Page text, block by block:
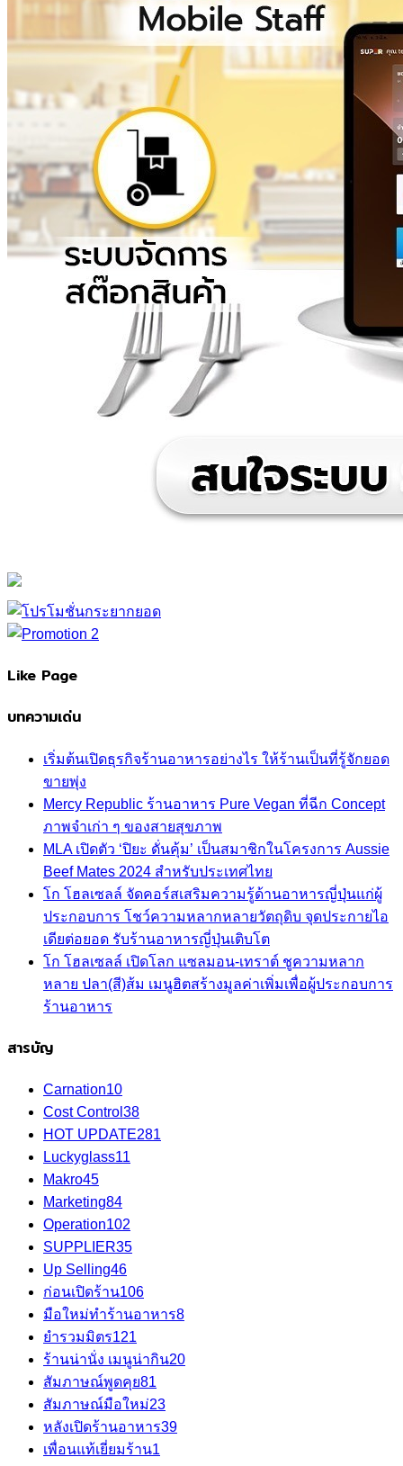
Like Page
บทความเด่น
เริ่มต้นเปิดธุรกิจร้านอาหารอย่างไร ให้ร้านเป็นที่รู้จักยอด
ขายพุ่ง
Mercy Republic ร้านอาหาร Pure Vegan ที่ฉีก Concept
ภาพจำเก่า ๆ ของสายสุขภาพ
MLA เปิดตัว ‘ปิยะ ดั่นคุ้ม’ เป็นสมาชิกในโครงการ Aussie
Beef Mates 2024 สำหรับประเทศไทย
โก โฮลเซลล์ จัดคอร์สเสริมความรู้ด้านอาหารญี่ปุ่นแก่ผู้
ประกอบการ โชว์ความหลากหลายวัตถุดิบ จุดประกายไอ
เดียต่อยอด รับร้านอาหารญี่ปุ่นเติบโต
โก โฮลเซลล์ เปิดโลก แซลมอน-เทราต์ ชูความหลาก
หลาย ปลา(สี)ส้ม เมนูฮิตสร้างมูลค่าเพิ่มเพื่อผู้ประกอบการ
ร้านอาหาร
สารบัญ
Carnation10
Cost Control 38
HOT UPDATE281
Luckyglass11
Makro45
Marketing84
Operation102
SUPPLIER35
Up Selling46
ก่อนเปิดร้าน106
มือใหม่ทำร้านอาหาร8
ยำรวมมิตร121
ร้านน่านั่ง เมนูน่ากิน20
สัมภาษณ์พูดคุย81
สัมภาษณ์มือใหม่23
หลังเปิดร้านอาหาร39
เพื่อนแท้เยี่ยมร้าน1